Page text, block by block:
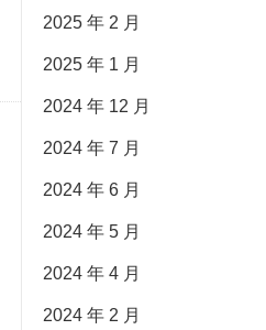
2025 年 2 月
2025 年 1 月
2024 年 12 月
2024 年 7 月
2024 年 6 月
2024 年 5 月
2024 年 4 月
2024 年 2 月